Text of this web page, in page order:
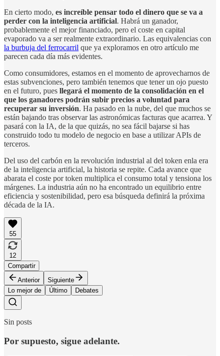
En cierto modo, es increíble pensar todo el dinero que se va a
perder con la inteligencia artificial. Habrá un ganador,
probablemente el mejor financiado, pero el coste en capital
evaporado va a ser realmente extraordinario. Las equivalencias con
la burbuja del ferrocarril que ya exploramos en otro artículo me
parecen cada día más evidentes.
Como consumidores, estamos en el momento de aprovecharnos de
estas subvenciones, pero también tenemos que tener un ojo puesto
en el futuro, pues llegará el momento de la consolidación en el
que los ganadores podrán subir precios a voluntad para
recuperar su inversión. Ha pasado en la nube, del que muchos se
están bajando tras observar las astronómicas facturas que acarrea. Y
pasará con la IA, de la que quizás, no sea fácil bajarse si has
construido todo tu modelo de negocio en base a utilizar APIs de
terceros.
Del uso del carbón en la revolución industrial al del token enla era
de la inteligencia artificial, la historia se repite. Cada avance que
abarata el coste por token multiplica el consumo total y tensiona los
márgenes. La industria aún no ha encontrado un equilibrio entre
eficiencia y sostenibilidad, pero esa búsqueda definirá la próxima
década de la IA.
55
12
Compartir
Anterior
Siguiente
Lo mejor de
Último Debates
Sin posts
Por supuesto, sigue adelante.